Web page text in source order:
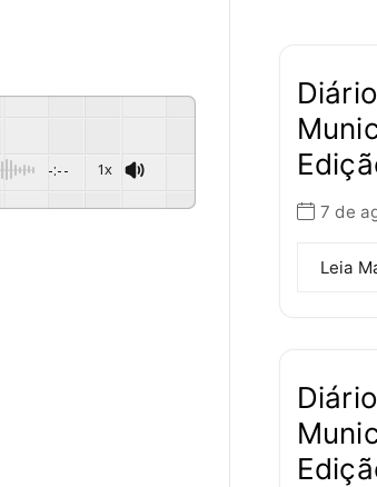
-:-- 1x
7 de
Leia